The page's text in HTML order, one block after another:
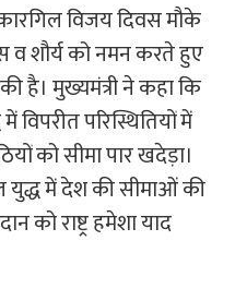
विजय दिवस मौके
व शौर्य को नमन करते हुए
है। मुख्यमंत्री ने कहा कि
विपरीत परिस्थितियों में
को सीमा पार खदेड़ा।
युद्ध में देश की सीमाओं की
को राष्ट्र हमेशा याद